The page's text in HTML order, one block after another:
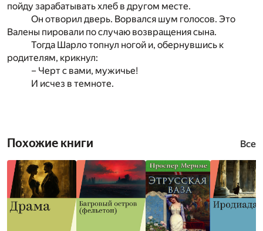
пойду зарабатывать хлеб в другом месте.
Он отворил дверь. Ворвался шум голосов. Это
Валены пировали по случаю возвращения сына.
Тогда Шарло топнул ногой и, обернувшись к
родителям, крикнул:
– Черт с вами, мужичье!
И исчез в темноте.
Похожие книги Все